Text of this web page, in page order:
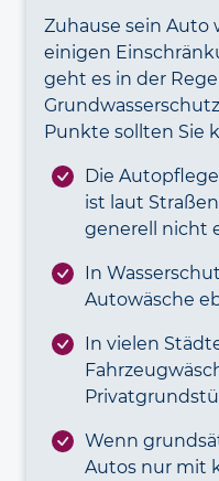
Zuhause sein Auto
einigen
geht es in der
Punkte sollten Sie
Die
ist laut
generell nicht
In
Autowäsche
In vielen
Wenn
Autos nur mit